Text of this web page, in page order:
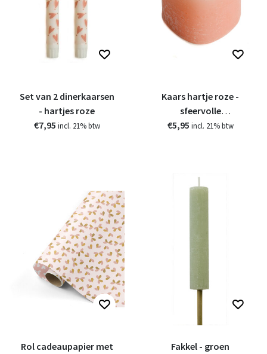
Set van 2 dinerkaarsen
- hartjes roze
€7,95 incl. 21% btw
Kaars hartje roze -
sfeervolle
decoratiekaars
€5,95 incl. 21% btw
Rol cadeaupapier met
Fakkel - groen